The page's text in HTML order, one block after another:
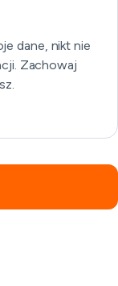
dane, nikt nie
Zachowaj